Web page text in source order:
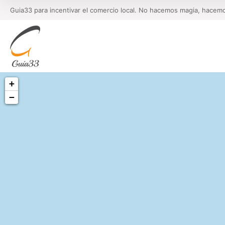
Guia33 para incentivar el comercio local. No hacemos magia,
+
−